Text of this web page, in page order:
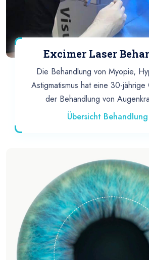
Excimer Laser
Die Behandlung von Myopie,
Astigmatismus hat eine 30-
der Behandlung von
Übersicht Behandlung